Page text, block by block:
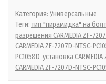
Категория: Универсальные
Теги: тип "пирамидка" на
разрешения CARMEDIA ZF-
CARMEDIA ZF-7207D-NTSC-
PC1058D установка
CARMEDIA ZF-7207D-NTSC-